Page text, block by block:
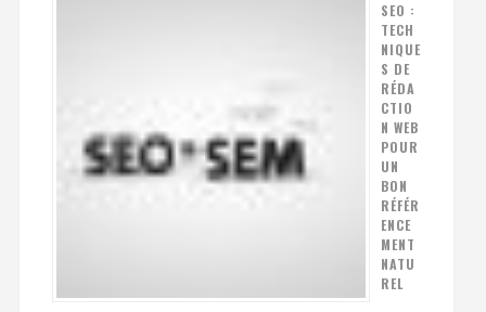
SEO :
TECH
NIQUE
S DE
RÉDA
CTIO
N WEB
POUR
UN
BON
RÉFÉR
ENCE
MENT
NATU
REL